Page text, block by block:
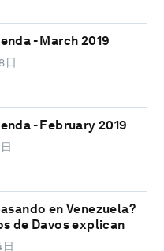
- March 2019
日
- February 2019
en Venezuela?
de Davos explican